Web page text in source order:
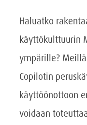
Haluatko
käyttökulttuurin
ympärille?
Copilotin
käyttöönottoon
voidaan